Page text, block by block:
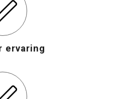
ervaring